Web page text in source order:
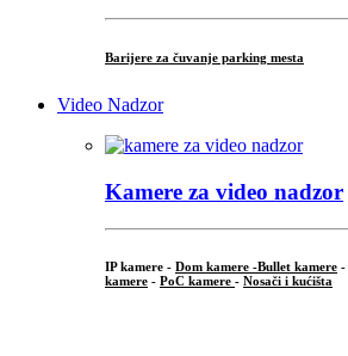
Barijere za čuvanje parking mesta
Video Nadzor
Kamere za video nadzor
IP kamere - Dom kamere -Bullet kamere -
kamere - PoC kamere - Nosači i kućišta